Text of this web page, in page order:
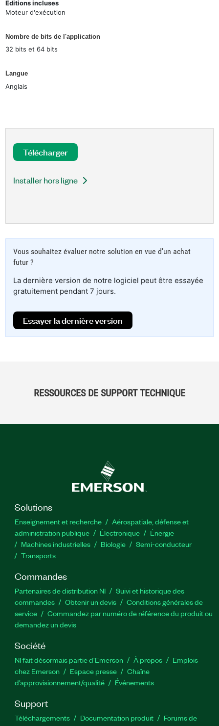
Editions incluses
Moteur d'exécution
Nombre de bits de l'application
32 bits et 64 bits
Langue
Anglais
Télécharger
Installer hors ligne
Vous souhaitez évaluer notre solution en vue d’un achat
futur ?
La dernière version de notre logiciel peut être essayée
gratuitement pendant 7 jours.
Essayer la dernière version
RESSOURCES DE SUPPORT TECHNIQUE
Solutions
Enseignement et recherche
Aérospatiale, défense et
administration publique
Électronique
Énergie​
Machines industrielles
Biologie
Semi-conducteur
Transports
Commandes
Partenaires de distribution NI
Suivi et historique des
commandes
Obtenir un devis
Conditions générales de
service
Commandez par numéro de référence du produit ou
demandez un devis
Société
NI fait désormais partie d'Emerson À propos
Emplois
chez Emerson
Espace presse
Chaîne
d’approvisionnement/qualité
Événements
Support
Téléchargements Documentation produit
Forums de